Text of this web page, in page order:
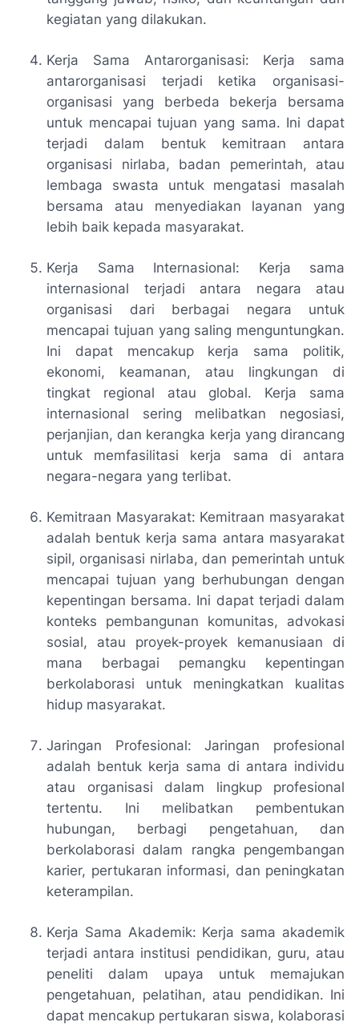
kegiatan yang dilakukan.
Kerja Sama Antarorganisasi: Kerja sama
antarorganisasi terjadi ketika organisasi-
organisasi yang berbeda bekerja bersama
untuk mencapai tujuan yang sama. Ini dapat
terjadi dalam bentuk kemitraan antara
organisasi nirlaba, badan pemerintah, atau
lembaga swasta untuk mengatasi masalah
bersama atau menyediakan layanan yang
lebih baik kepada masyarakat.
Kerja Sama Internasional: Kerja sama
internasional terjadi antara negara atau
organisasi dari berbagai negara untuk
mencapai tujuan yang saling menguntungkan.
Ini dapat mencakup kerja sama politik,
ekonomi, keamanan, atau lingkungan di
tingkat regional atau global. Kerja sama
internasional sering melibatkan negosiasi,
perjanjian, dan kerangka kerja yang dirancang
untuk memfasilitasi kerja sama di antara
negara-negara yang terlibat.
Kemitraan Masyarakat: Kemitraan masyarakat
adalah bentuk kerja sama antara masyarakat
sipil, organisasi nirlaba, dan pemerintah untuk
mencapai tujuan yang berhubungan dengan
kepentingan bersama. Ini dapat terjadi dalam
konteks pembangunan komunitas, advokasi
sosial, atau proyek-proyek kemanusiaan di
mana berbagai pemangku kepentingan
berkolaborasi untuk meningkatkan kualitas
hidup masyarakat.
Jaringan Profesional: Jaringan profesional
adalah bentuk kerja sama di antara individu
atau organisasi dalam lingkup profesional
tertentu. Ini melibatkan pembentukan
hubungan, berbagi pengetahuan, dan
berkolaborasi dalam rangka pengembangan
karier, pertukaran informasi, dan peningkatan
keterampilan.
Kerja Sama Akademik: Kerja sama akademik
terjadi antara institusi pendidikan, guru, atau
peneliti dalam upaya untuk memajukan
pengetahuan, pelatihan, atau pendidikan. Ini
dapat mencakup pertukaran siswa, kolaborasi